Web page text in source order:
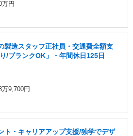
万円
製造スタッフ正社員・交通費全額支
/ブランクOK」・年間休日125日
万9,700円
ト・キャリアアップ支援/独学でデザ